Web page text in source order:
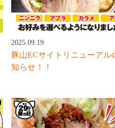
2025.09.19
豚山ECサイトリニューアル
知らせ！！